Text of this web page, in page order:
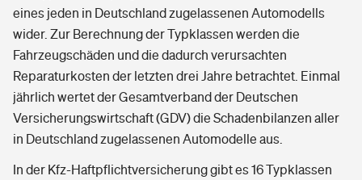
eines jeden in Deutschland zugelassenen Automodells
wider. Zur Berechnung der Typklassen werden die
Fahrzeugschäden und die dadurch verursachten
Reparaturkosten der letzten drei Jahre betrachtet. Einmal
jährlich wertet der Gesamtverband der Deutschen
Versicherungswirtschaft (GDV) die Schadenbilanzen aller
in Deutschland zugelassenen Automodelle aus.
In der Kfz-Haftpflichtversicherung gibt es 16 Typklassen